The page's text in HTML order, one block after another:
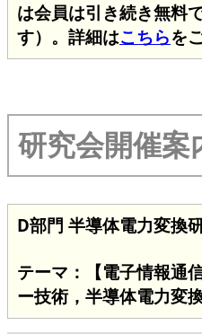
は会員は引き続き無料
す）。詳細はこちらを
研究会開催案
D部門 半導体電力変換
テーマ：【電子情報通
ー技術，半導体電力変